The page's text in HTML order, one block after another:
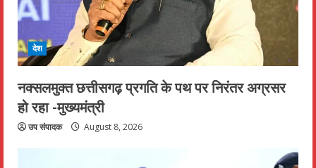
देश
नक्सलमुक्त छत्तीसगढ़ प्रगति के पथ पर निरंतर अग्रसर
हो रहा -मुख्यमंत्री
उप संपादक August 8, 2026